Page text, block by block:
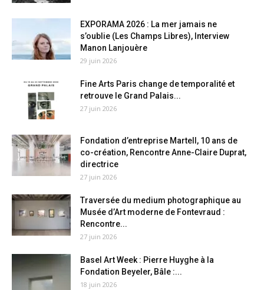
EXPORAMA 2026 : La mer jamais ne
s’oublie (Les Champs Libres), Interview
Manon Lanjouère
29 juin 2026
Fine Arts Paris change de temporalité et
retrouve le Grand Palais...
27 juin 2026
Fondation d’entreprise Martell, 10 ans de
co-création, Rencontre Anne-Claire Duprat,
directrice
27 juin 2026
Traversée du medium photographique au
Musée d’Art moderne de Fontevraud :
Rencontre...
27 juin 2026
Basel Art Week : Pierre Huyghe à la
Fondation Beyeler, Bâle :...
18 juin 2026